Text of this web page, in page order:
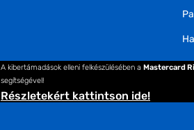
A kibertámadások elleni felkészülésében a Mastercard
segítségével!
Részletekért kattintson ide!